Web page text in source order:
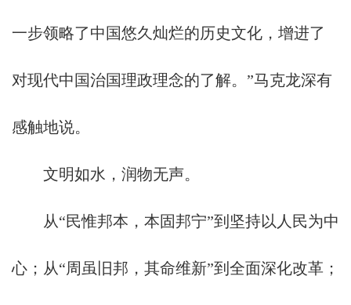
一步领略了中国悠久灿烂的历史文化，增进了
对现代中国治国理政理念的了解。”马克龙深有
感触地说。
文明如水，润物无声。
从“民惟邦本，本固邦宁”到坚持以人民为中
心；从“周虽旧邦，其命维新”到全面深化改革；